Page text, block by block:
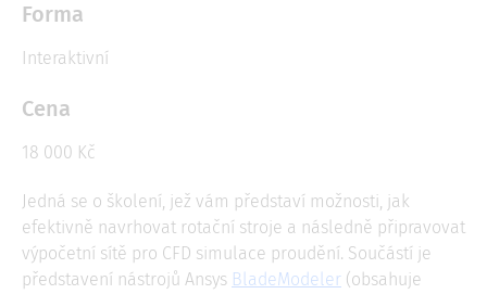
Forma
Interaktivní
Cena
18 000 Kč
Jedná se o školení, jež vám představí možnosti, jak
efektivně navrhovat rotační stroje a následně připravovat
výpočetní sítě pro CFD simulace proudění. Součástí je
představení nástrojů Ansys BladeModeler (obsahuje